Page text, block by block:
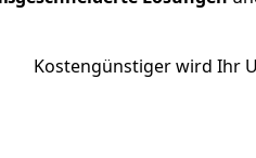
Kostengünstiger wird Ihr